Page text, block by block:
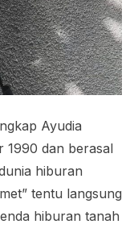
Ayudia
1990 dan berasal
hiburan
tentu langsung
hiburan tanah